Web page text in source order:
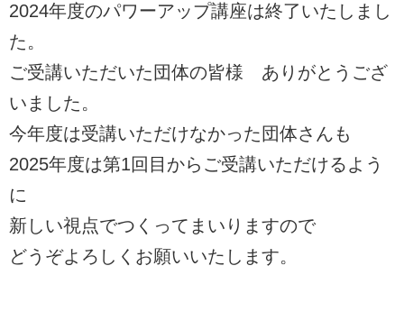
2024年度のパワーアップ講座は終了いたしまし
た。
ご受講いただいた団体の皆様 ありがとうござ
いました。
今年度は受講いただけなかった団体さんも
2025年度は第1回目からご受講いただけるよう
に
新しい視点でつくってまいりますので
どうぞよろしくお願いいたします。